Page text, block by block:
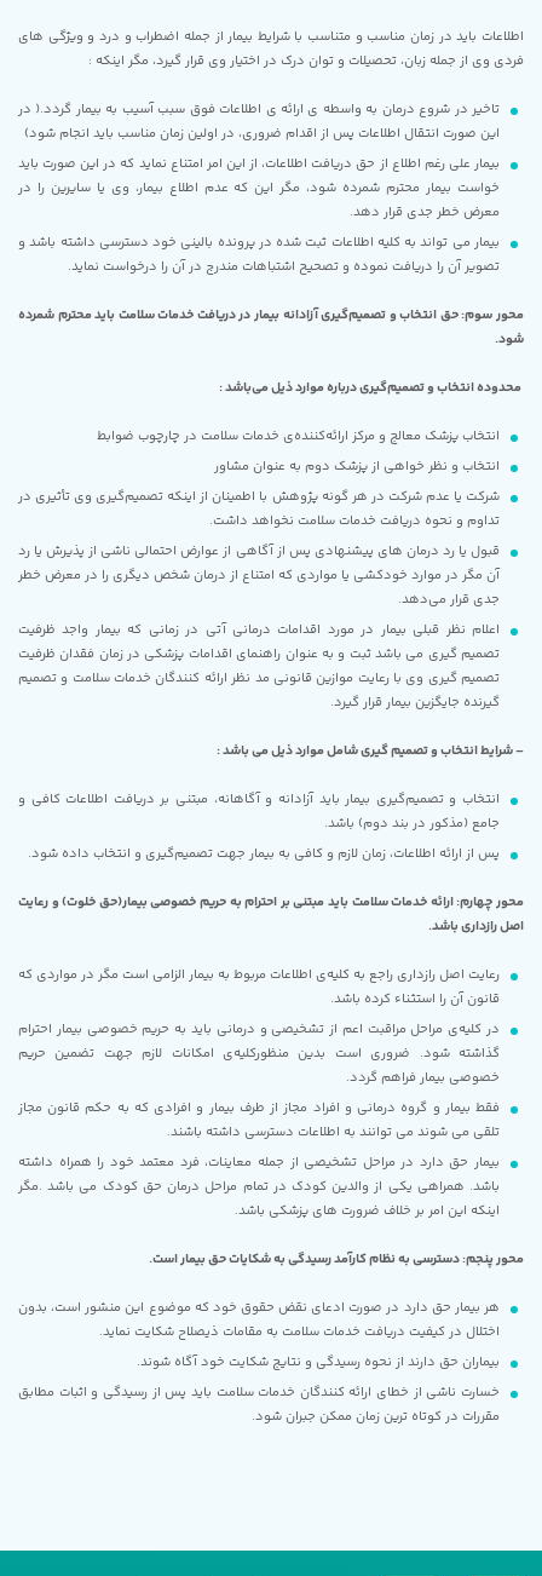
اطلاعات باید در زمان مناسب و متناسب با شرایط بیمار از جمله اضطراب و درد و ویژگی های
فردی وی از جمله زبان، تحصیلات و توان درک در اختیار وی قرار گیرد، مگر اینکه :
تاخیر در شروع درمان به واسطه ی ارائه ی اطلاعات فوق سبب آسیب به بیمار گردد.( در
این صورت انتقال اطلاعات پس از اقدام ضروری، در اولین زمان مناسب باید انجام شود)
بیمار علی رغم اطلاع از حق دریافت اطلاعات، از این امر امتناع نماید که در این صورت باید
خواست بیمار محترم شمرده شود، مگر این که عدم اطلاع بیمار، وی یا سایرین را در
معرض خطر جدی قرار دهد.
بیمار می تواند به کلیه اطلاعات ثبت شده در پرونده بالینی خود دسترسی داشته باشد و
تصویر آن را دریافت نموده و تصحیح اشتباهات مندرج در آن را درخواست نماید.
محور سوم: حق انتخاب و تصمیم‌گیری آزادانه بیمار در دریافت خدمات سلامت باید محترم شمرده
شود.
محدوده انتخاب و تصمیم‌گیری درباره موارد ذیل می‌باشد :
انتخاب پزشک معالج و مرکز ارائه‌کننده‌ی خدمات سلامت در چارچوب ضوابط
انتخاب و نظر خواهی از پزشک دوم به عنوان مشاور
شرکت یا عدم شرکت در هر گونه پژوهش با اطمینان از اینکه تصمیم‌گیری وی تأثیری در
تداوم و نحوه دریافت خدمات سلامت نخواهد داشت.
قبول یا رد درمان های پیشنهادی پس از آگاهی از عوارض احتمالی ناشی از پذیرش یا رد
آن مگر در موارد خودکشی یا مواردی که امتناع از درمان شخص دیگری را در معرض خطر
جدی قرار می‌دهد.
اعلام نظر قبلی بیمار در مورد اقدامات درمانی آتی در زمانی که بیمار واجد ظرفیت
تصمیم گیری می باشد ثبت و به عنوان راهنمای اقدامات پزشکی در زمان فقدان ظرفیت
تصمیم گیری وی با رعایت موازین قانونی مد نظر ارائه کنندگان خدمات سلامت و تصمیم
گیرنده جایگزین بیمار قرار گیرد.
– شرایط انتخاب و تصمیم گیری شامل موارد ذیل می باشد :
انتخاب و تصمیم‌گیری بیمار باید آزادانه و آگاهانه، مبتنی بر دریافت اطلاعات کافی و
جامع (مذکور در بند دوم) باشد.
پس از ارائه اطلاعات، زمان لازم و کافی به بیمار جهت تصمیم‌گیری و انتخاب داده شود.
محور چهارم: ارائه خدمات سلامت باید مبتنی بر احترام به حریم خصوصی بیمار(حق خلوت) و رعایت
اصل رازداری باشد.
رعایت اصل رازداری راجع به کلیه‌ی اطلاعات مربوط به بیمار الزامی است مگر در مواردی که
قانون آن را استثناء کرده باشد.
در کلیه‌ی مراحل مراقبت اعم از تشخیصی و درمانی باید به حریم خصوصی بیمار احترام
گذاشته شود. ضروری است بدین منظورکلیه‌ی امکانات لازم جهت تضمین حریم
خصوصی بیمار فراهم گردد.
فقط بیمار و گروه درمانی و افراد مجاز از طرف بیمار و افرادی که به حکم قانون مجاز
تلقی می شوند می توانند به اطلاعات دسترسی داشته باشند.
بیمار حق دارد در مراحل تشخیصی از جمله معاینات، فرد معتمد خود را همراه داشته
باشد. همراهی یکی از والدین کودک در تمام مراحل درمان حق کودک می باشد .مگر
اینکه این امر بر خلاف ضرورت های پزشکی باشد.
محور پنجم: دسترسی به نظام کارآمد رسیدگی به شکایات حق بیمار است.
هر بیمار حق دارد در صورت ادعای نقض حقوق خود که موضوع این منشور است، بدون
اختلال در کیفیت دریافت خدمات سلامت به مقامات ذیصلاح شکایت نماید.
بیماران حق دارند از نحوه رسیدگی و نتایج شکایت خود آگاه شوند.
خسارت ناشی از خطای ارائه کنندگان خدمات سلامت باید پس از رسیدگی و اثبات مطابق
مقررات در کوتاه ترین زمان ممکن جبران شود.